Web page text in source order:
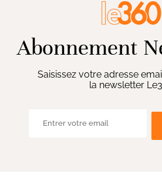
Abonnement
Saisissez votre adresse
la newsletter